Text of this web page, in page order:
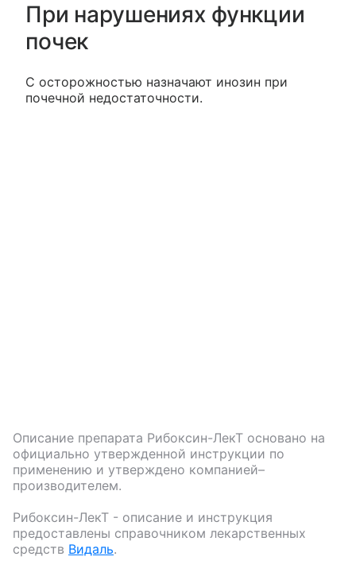
При нарушениях функции
почек
С осторожностью назначают инозин при
почечной недостаточности.
Описание препарата Рибоксин-ЛекТ основано на
официально утвержденной инструкции по
применению и утверждено компанией–
производителем.
Рибоксин-ЛекТ - описание и инструкция
предоставлены справочником лекарственных
средств Видаль.